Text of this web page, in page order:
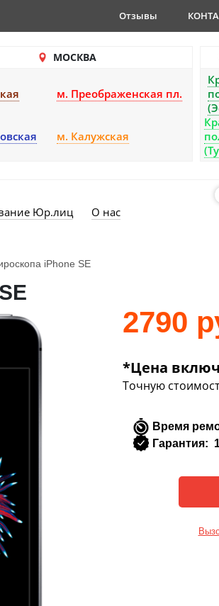
Отзывы
МОСКВА
м. Преображенская пл.
м. Калужская
Юр.лиц О нас
iPhone SE
2790
*Цена
Точную
Время
Гарантия: